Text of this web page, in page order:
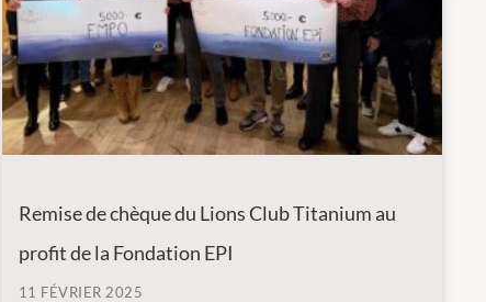
Remise de chèque du Lions Club Titanium au
profit de la Fondation EPI
11 FÉVRIER 2025